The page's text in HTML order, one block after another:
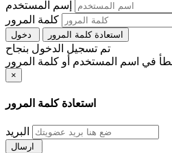
إسم المستخدم
كلمة المرور
استعادة كلمة المرور
تم تسجيل الدخول بنجاح
×
استعادة كلمة المرور
البريد